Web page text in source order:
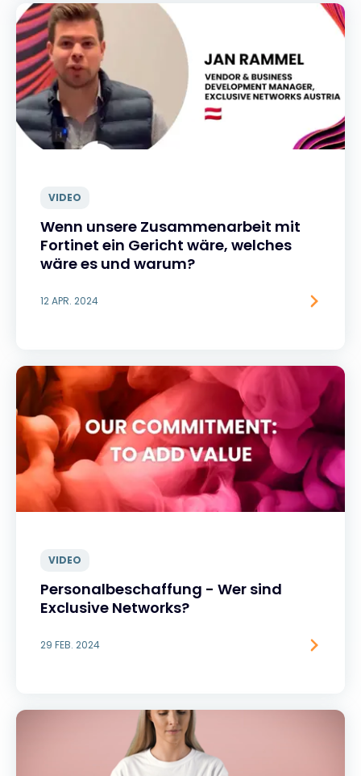
VIDEO
Wenn unsere Zusammenarbeit mit
Fortinet ein Gericht wäre, welches
wäre es und warum?
12 APR. 2024
VIDEO
Personalbeschaffung - Wer sind
Exclusive Networks?
29 FEB. 2024